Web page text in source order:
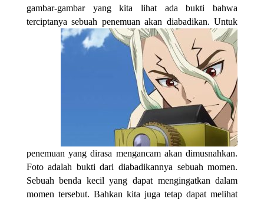
gambar-gambar yang kita lihat ada bukti bahwa
terciptanya sebuah penemuan akan diabadikan. Untuk
penemuan yang dirasa mengancam akan dimusnahkan.
Foto adalah bukti dari diabadikannya sebuah momen.
Sebuah benda kecil yang dapat mengingatkan dalam
momen tersebut. Bahkan kita juga tetap dapat melihat